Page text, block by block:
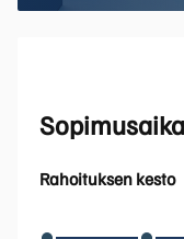
Sopimusaika
Rahoituksen kesto